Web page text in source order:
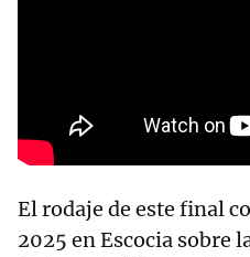
El rodaje de este final
2025 en Escocia sobre